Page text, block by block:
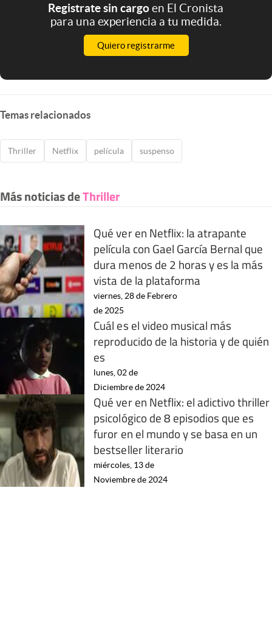
Registrate sin cargoen El Cronista
para una experiencia a tu medida.
Quiero registrarme
Temas relacionados
Thriller Netflix película suspenso
Más noticias deThriller
Qué ver en Netflix: la atrapante
película con Gael García Bernal que
dura menos de 2 horas y es la más
vista de la plataforma
viernes, 28 de Febrero
de 2025
Cuál es el video musical más
reproducido de la historia y de quién
es
lunes, 02 de
Diciembre de 2024
Qué ver en Netflix: el adictivo thriller
psicológico de 8 episodios que es
furor en el mundo y se basa en un
bestseller literario
miércoles, 13 de
Noviembre de 2024